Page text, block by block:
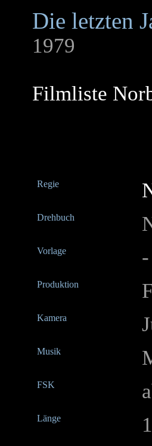
Die letzten
1979
Filmliste
Regie
Drehbuch
Vorlage -
Produktion
Kamera
Musik
FSK
Länge